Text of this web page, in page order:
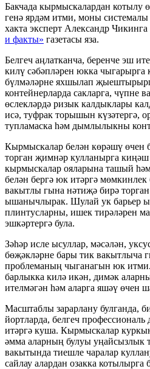
Бакчада кырмыскалардан котылу
генә ярдәм итми, моны
хакта эксперт Александр
и факты» газетасы яза.
Белгеч аңлатканча, беренче эш
килү сәбәпләрен юкка чыгарырга
бүлмәләрне яхшылап
контейнерларда сакларга, чүпне
өслекләрдә ризык калдыклары
исә, туфрак торышын күзәтергә,
тупламаска һәм дымлылыкны
Кырмыскалар белән көрәшү өчен
торган җимнәр кулланырга
кырмыскалар ояларына ташый
белән бергә юк итәргә
вакытлы гына нәтиҗә бирә торган
ышанычлырак. Шулай ук барьер
плинтусларны, ишек тирәләрен
эшкәртергә була.
Зәһәр исле ысуллар, мәсәлән,
бөҗәкләрне бары тик вакытлыча
проблеманың чыганагын юк
барлыкка килә икән, димәк
ителмәгән һәм аларга яшәү өчен
Масштаблы зарарлану булганда,
йортларда, белгеч профессиональ
итәргә куша. Кырмыскалар
әмма аларның булуы уңайсызлык
вакытында тиешле чаралар
сайлау алардан озакка котылырга